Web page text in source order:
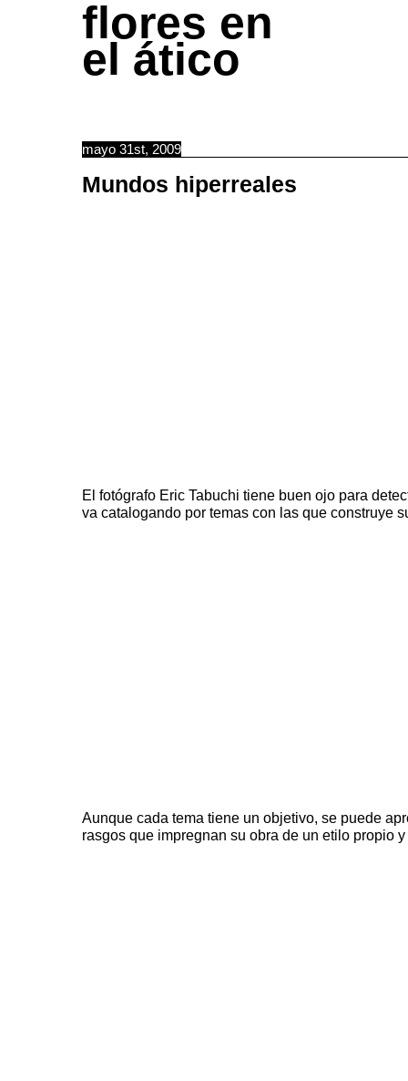
flores en
el ático
mayo 31st, 2009
Mundos hiperreales
El fotógrafo Eric Tabuchi tiene buen ojo para
va catalogando por temas con las que construye
Aunque cada tema tiene un objetivo, se puede
rasgos que impregnan su obra de un etilo propio